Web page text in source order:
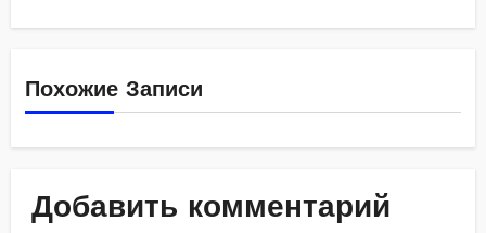
Похожие Записи
Добавить комментарий